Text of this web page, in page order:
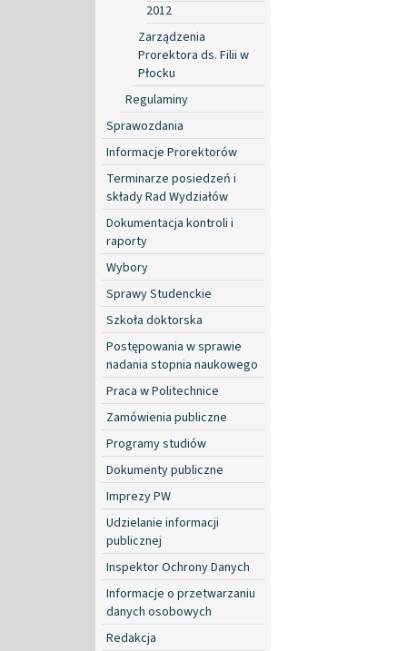
2012
Zarządzenia
Prorektora ds. Filii w
Płocku
Regulaminy
Sprawozdania
Informacje Prorektorów
Terminarze posiedzeń i
składy Rad Wydziałów
Dokumentacja kontroli i
raporty
Wybory
Sprawy Studenckie
Szkoła doktorska
Postępowania w sprawie
nadania stopnia naukowego
Praca w Politechnice
Zamówienia publiczne
Programy studiów
Dokumenty publiczne
Imprezy PW
Udzielanie informacji
publicznej
Inspektor Ochrony Danych
Informacje o przetwarzaniu
danych osobowych
Redakcja